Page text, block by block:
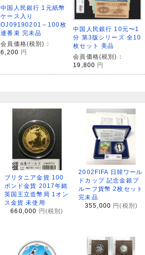
中国人民銀行 1元紙幣
ケース入り
OJ09190201～100枚
連番束 完未品
会員価格(税別)：
6,200 円
中国人民銀行 10元〜1
分 第3版シリーズ 全10
枚セット 美品
会員価格(税別)：
19,800 円
ブリタニア金貨 100
ポンド金貨 2017年銘
英国王立造幣局 1オン
ス金貨 未使用
660,000 円(税別)
2002FIFA 日韓ワール
ドカップ 記念金銀プ
ルーフ貨幣 2枚セット
完未品
355,000 円(税別)